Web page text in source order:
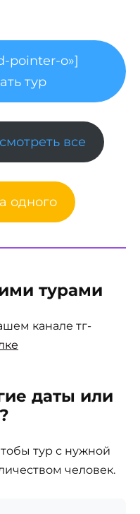
pointer-o»]
тур
все
одного
турами
канале тг-
даты или
тур с нужной
человек.